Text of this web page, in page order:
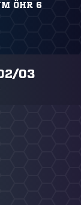
ÖHR 6
03